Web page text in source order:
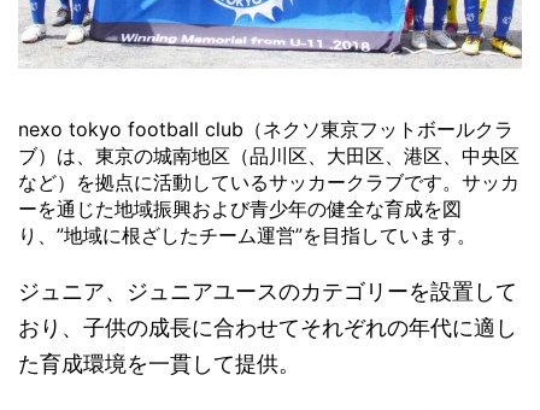
nexo tokyo football club（ネクソ東京フットボールクラ
ブ）は、東京の城南地区（品川区、大田区、港区、中央区
など）を拠点に活動しているサッカークラブです。サッカ
ーを通じた地域振興および青少年の健全な育成を図
り、”地域に根ざしたチーム運営”を目指しています。
ジュニア、ジュニアユースのカテゴリーを設置して
おり、子供の成長に合わせてそれぞれの年代に適し
た育成環境を一貫して提供。